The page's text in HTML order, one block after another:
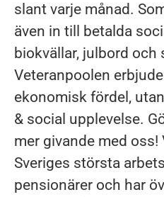
slant varje månad.
även in till betalda
biokvällar, julbord och
Veteranpoolen
ekonomisk fördel,
& social upplevelse.
mer givande med oss!
Sveriges största
pensionärer och har